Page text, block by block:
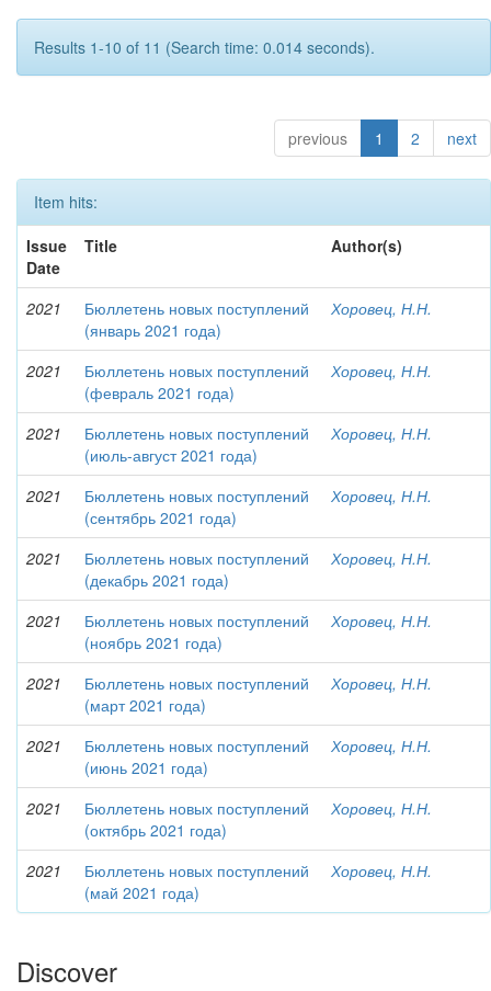
Results 1-10 of 11 (Search time: 0.014 seconds).
previous 1 2 next
Item hits:
Issue
Date
Title Author(s)
2021
Бюллетень новых поступлений
(январь 2021 года)
Хоровец, Н.Н.
2021
Бюллетень новых поступлений
(февраль 2021 года)
Хоровец, Н.Н.
2021
Бюллетень новых поступлений
(июль-август 2021 года)
Хоровец, Н.Н.
2021
Бюллетень новых поступлений
(сентябрь 2021 года)
Хоровец, Н.Н.
2021
Бюллетень новых поступлений
(декабрь 2021 года)
Хоровец, Н.Н.
2021
Бюллетень новых поступлений
(ноябрь 2021 года)
Хоровец, Н.Н.
2021
Бюллетень новых поступлений
(март 2021 года)
Хоровец, Н.Н.
2021
Бюллетень новых поступлений
(июнь 2021 года)
Хоровец, Н.Н.
2021
Бюллетень новых поступлений
(октябрь 2021 года)
Хоровец, Н.Н.
2021
Бюллетень новых поступлений
(май 2021 года)
Хоровец, Н.Н.
Discover